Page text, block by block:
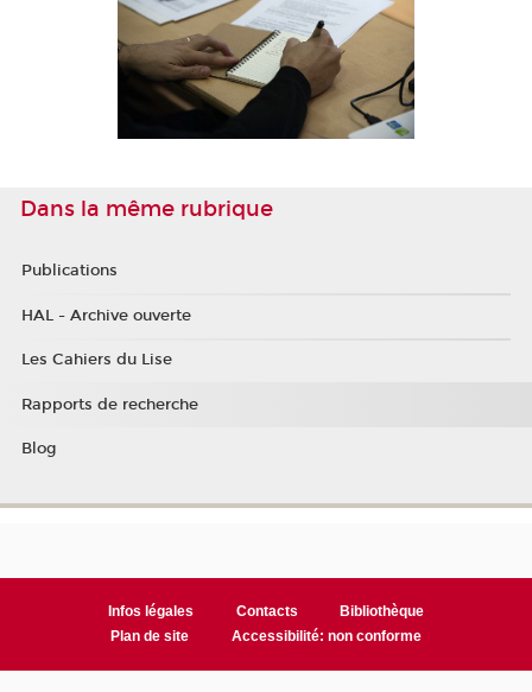
Dans la même rubrique
Publications
HAL - Archive ouverte
Les Cahiers du Lise
Rapports de recherche
Blog
Infos légales Contacts
Bibliothèque
Plan de site
Accessibilité: non conforme